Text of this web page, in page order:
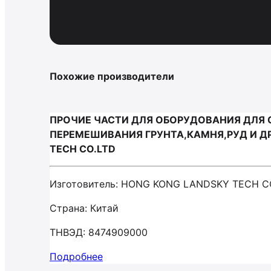
Похожие производители
ПРОЧИЕ ЧАСТИ ДЛЯ ОБОРУДОВАНИЯ
ПЕРЕМЕШИВАНИЯ ГРУНТА,КАМНЯ,РУД И
TECH CO.LTD
Изготовитель: HONG KONG LANDSKY TECH
Страна: Китай
ТНВЭД: 8474909000
Подробнее